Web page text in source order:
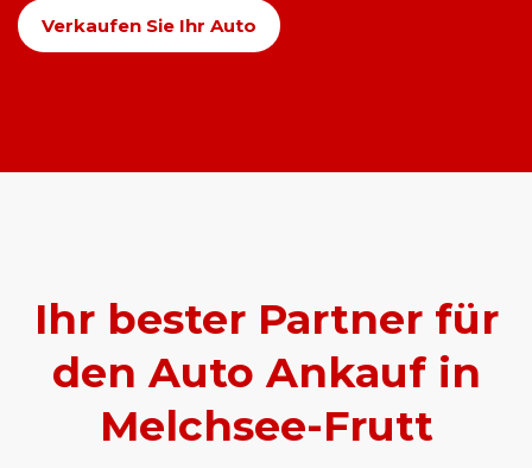
Verkaufen Sie Ihr Auto
Ihr bester Partner für
den Auto Ankauf in
Melchsee-Frutt